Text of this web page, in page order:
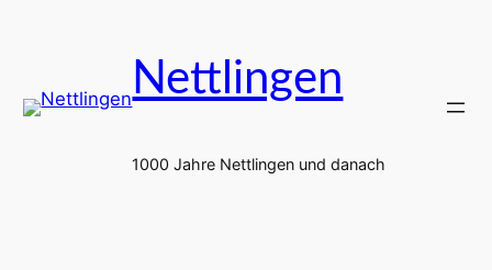
Nettlingen
1000 Jahre Nettlingen und danach